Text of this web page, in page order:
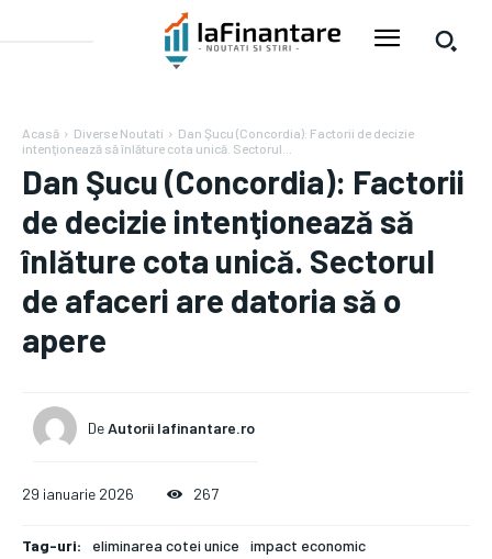
Acasă Diverse Noutati
Dan Şucu (Concordia): Factorii de decizie
intenţionează să înlăture cota unică. Sectorul...
Dan Şucu (Concordia): Factorii
de decizie intenţionează să
înlăture cota unică. Sectorul
de afaceri are datoria să o
apere
DeAutorii Iafinantare.ro
29 ianuarie 2026 267
Tag-uri: eliminarea cotei unice
impact economic